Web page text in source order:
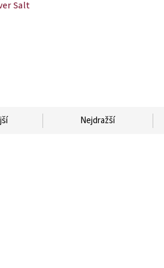
Salt
Nejdražší